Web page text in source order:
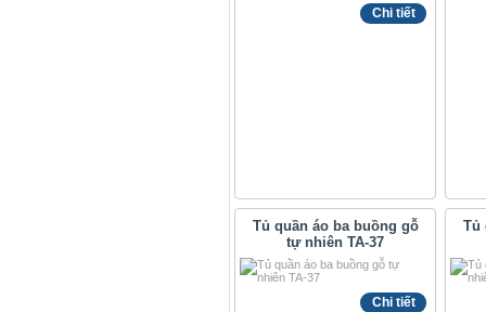
Chi tiết
Tủ quần áo ba buồng gỗ
tự nhiên TA-37
Chi tiết
Tủ